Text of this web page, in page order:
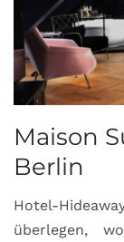
Maison
Berlin
Hotel-
überlegen,